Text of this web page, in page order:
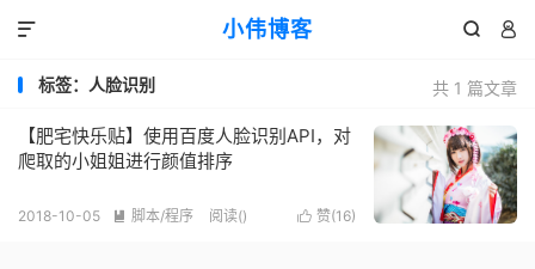
小伟博客  

共 1 篇文章
标签：人脸识别
【肥宅快乐贴】使用百度人脸识别API，对
爬取的小姐姐进行颜值排序
 赞(16)
2018-10-05  脚本/程序 阅读()